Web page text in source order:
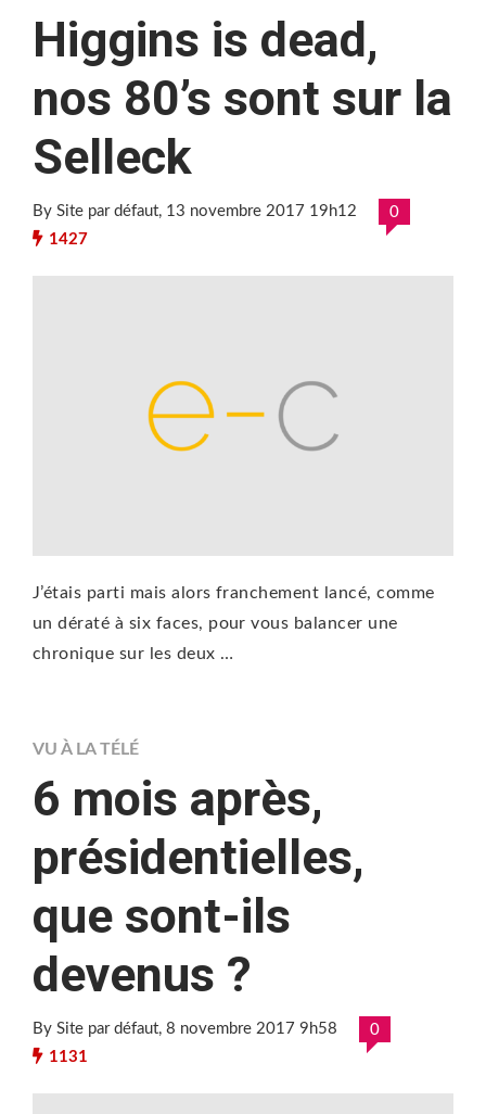
Higgins is dead,
nos 80’s sont sur la
Selleck
By Site par défaut, 13 novembre 2017 19h12
0
1427
J’étais parti mais alors franchement lancé, comme
un dératé à six faces, pour vous balancer une
chronique sur les deux …
VU À LA TÉLÉ
6 mois après,
présidentielles,
que sont-ils
devenus ?
By Site par défaut, 8 novembre 2017 9h58
0
1131